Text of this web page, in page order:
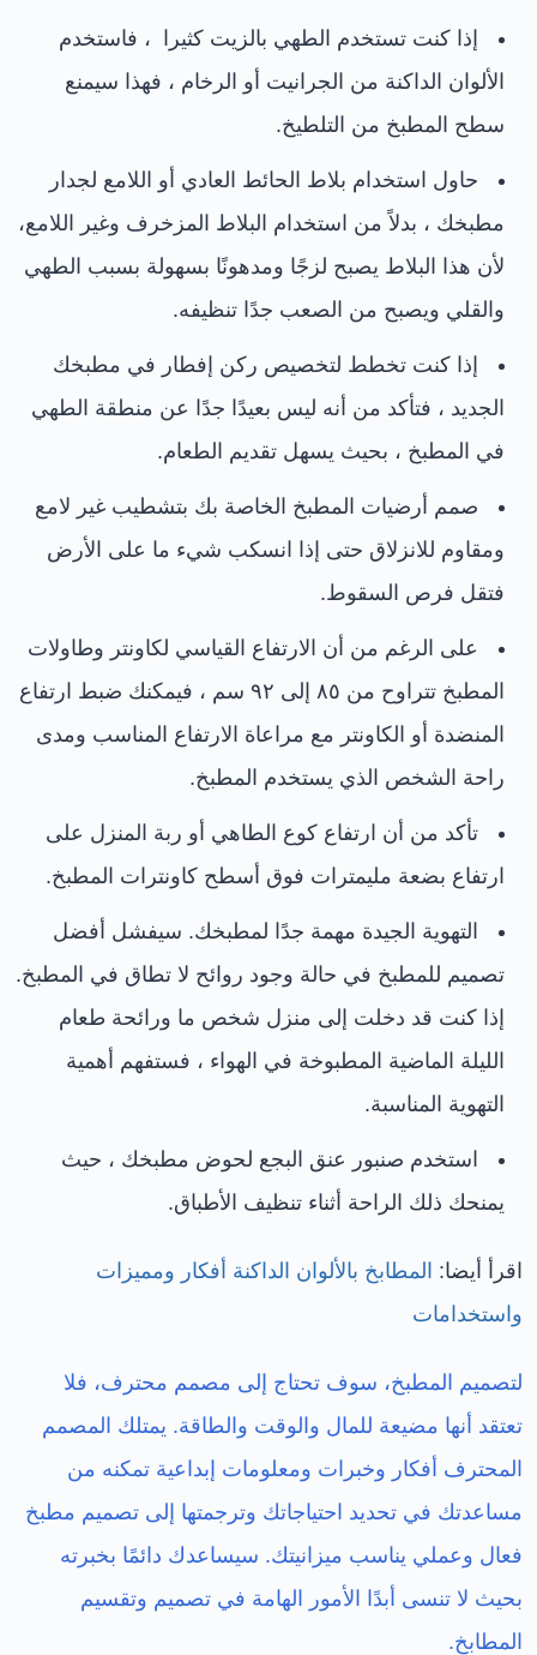
إذا كنت تستخدم الطهي بالزيت كثيرا ، فاستخدم
الألوان الداكنة من الجرانيت أو الرخام ، فهذا سيمنع
سطح المطبخ من التلطيخ.
حاول استخدام بلاط الحائط العادي أو اللامع لجدار
مطبخك ، بدلاً من استخدام البلاط المزخرف وغير اللامع،
لأن هذا البلاط يصبح لزجًا ومدهونًا بسهولة بسبب الطهي
والقلي ويصبح من الصعب جدًا تنظيفه.
إذا كنت تخطط لتخصيص ركن إفطار في مطبخك
الجديد ، فتأكد من أنه ليس بعيدًا جدًا عن منطقة الطهي
في المطبخ ، بحيث يسهل تقديم الطعام.
صمم أرضيات المطبخ الخاصة بك بتشطيب غير لامع
ومقاوم للانزلاق حتى إذا انسكب شيء ما على الأرض
فتقل فرص السقوط.
على الرغم من أن الارتفاع القياسي لكاونتر وطاولات
المطبخ تتراوح من ٨٥ إلى ٩٢ سم ، فيمكنك ضبط ارتفاع
المنضدة أو الكاونتر مع مراعاة الارتفاع المناسب ومدى
راحة الشخص الذي يستخدم المطبخ.
تأكد من أن ارتفاع كوع الطاهي أو ربة المنزل على
ارتفاع بضعة مليمترات فوق أسطح كاونترات المطبخ.
التهوية الجيدة مهمة جدًا لمطبخك. سيفشل أفضل
تصميم للمطبخ في حالة وجود روائح لا تطاق في المطبخ.
إذا كنت قد دخلت إلى منزل شخص ما ورائحة طعام
الليلة الماضية المطبوخة في الهواء ، فستفهم أهمية
التهوية المناسبة.
استخدم صنبور عنق البجع لحوض مطبخك ، حيث
يمنحك ذلك الراحة أثناء تنظيف الأطباق.
اقرأ أيضا: المطابخ بالألوان الداكنة أفكار ومميزات
واستخدامات
لتصميم المطبخ، سوف تحتاج إلى مصمم محترف، فلا
تعتقد أنها مضيعة للمال والوقت والطاقة. يمتلك المصمم
المحترف أفكار وخبرات ومعلومات إبداعية تمكنه من
مساعدتك في تحديد احتياجاتك وترجمتها إلى تصميم مطبخ
فعال وعملي يناسب ميزانيتك. سيساعدك دائمًا بخبرته
بحيث لا تنسى أبدًا الأمور الهامة في تصميم وتقسيم
المطابخ.